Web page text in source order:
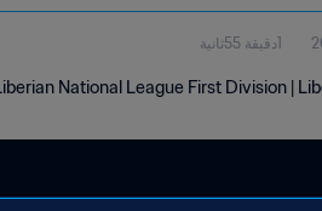
1دقيقة 55ثانية
National League First Division |